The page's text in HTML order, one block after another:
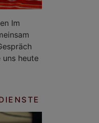
Im
uns heute